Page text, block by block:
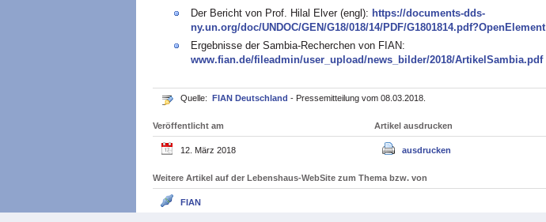
Der Bericht von Prof. Hilal Elver (engl): https://documents-dds-
ny.un.org/doc/UNDOC/GEN/G18/018/14/PDF/G1801814.pdf?OpenElement
Ergebnisse der Sambia-Recherchen von FIAN:
www.fian.de/fileadmin/user_upload/news_bilder/2018/ArtikelSambia.pdf
Quelle: FIAN Deutschland - Pressemitteilung vom 08.03.2018.
Veröffentlicht am
12. März 2018
Artikel ausdrucken
ausdrucken
Weitere Artikel auf der Lebenshaus-WebSite zum Thema bzw. von
FIAN